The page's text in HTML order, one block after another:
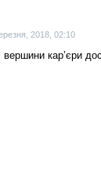
2018, 02:10
кар’єри